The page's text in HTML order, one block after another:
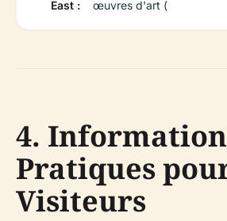
East : œuvres d'art (
4.
Pratiques
Visiteurs